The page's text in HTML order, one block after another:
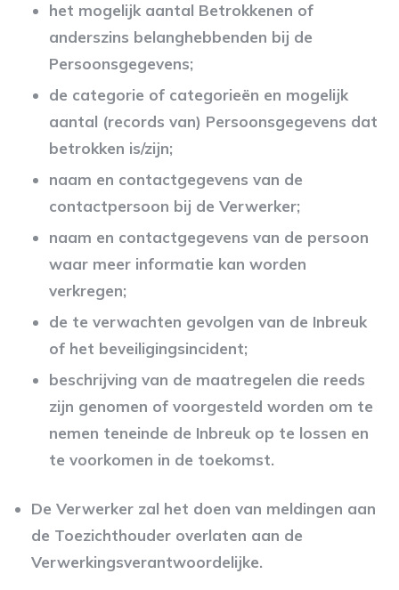
het mogelijk aantal Betrokkenen of
anderszins belanghebbenden bij de
Persoonsgegevens;
de categorie of categorieën en mogelijk
aantal (records van) Persoonsgegevens dat
betrokken is/zijn;
naam en contactgegevens van de
contactpersoon bij de Verwerker;
naam en contactgegevens van de persoon
waar meer informatie kan worden
verkregen;
de te verwachten gevolgen van de Inbreuk
of het beveiligingsincident;
beschrijving van de maatregelen die reeds
zijn genomen of voorgesteld worden om te
nemen teneinde de Inbreuk op te lossen en
te voorkomen in de toekomst.
De Verwerker zal het doen van meldingen aan
de Toezichthouder overlaten aan de
Verwerkingsverantwoordelijke.